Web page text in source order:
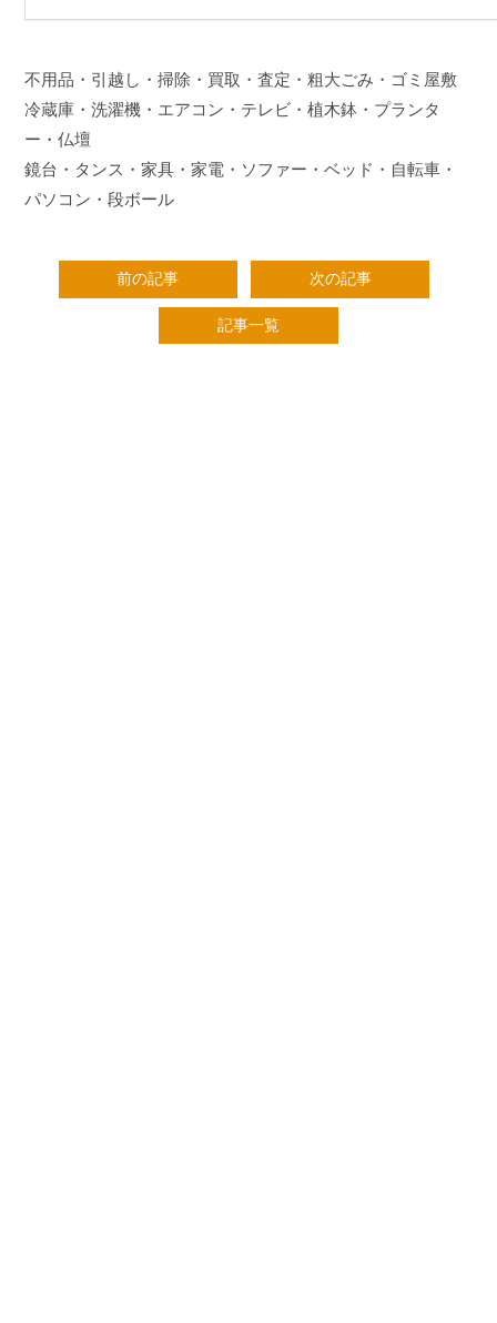
不用品・引越し・掃除・買取・査定・粗大ごみ・ゴミ屋敷
冷蔵庫・洗濯機・エアコン・テレビ・植木鉢・プランタ
ー・仏壇
鏡台・タンス・家具・家電・ソファー・ベッド・自転車・
パソコン・段ボール
前の記事 次の記事
記事一覧